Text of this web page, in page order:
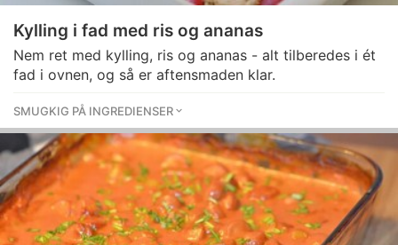
Kylling i fad med ris og ananas
Nem ret med kylling, ris og ananas - alt tilberedes i ét
fad i ovnen, og så er aftensmaden klar.
SMUGKIG PÅ INGREDIENSER